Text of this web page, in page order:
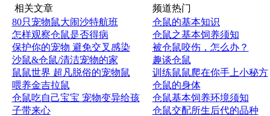
相关文章
80只宠物鼠大闹沙特航班
怎样观察仓鼠是否得病
保护你的宠物 避免交叉感染
沙鼠&仓鼠/清洁宠物的家
鼠鼠世界 超凡脱俗的宠物鼠
喂养金吉拉鼠
仓鼠吃自己宝宝 宠物变异给孩
子带来心
频道热门
仓鼠的基本知识
仓鼠之基本饲养须知
被仓鼠咬伤，怎么办？
趣谈仓鼠
训练鼠鼠爬在你手上小秘方
仓鼠的身体
仓鼠基本饲养环境须知
仓鼠交配所生后代的品种